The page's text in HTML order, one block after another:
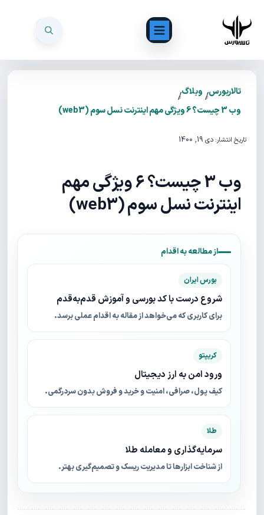
تالاربورس/ وبلاگ/
وب 3 چیست؟ 6 ویژگی‌ مهم اینترنت نسل سوم (web3)
تاریخ انتشار: دی 19, 1400
وب 3 چیست؟ 6 ویژگی‌ مهم
اینترنت نسل سوم (web3)
از مطالعه به اقدام
بورس ایران
شروع درست با کد بورسی و آموزش قدم‌به‌قدم
برای کاربری که می‌خواهد از مقاله به اقدام عملی برسد.
کریپتو
ورود امن به ارز دیجیتال
کیف پول، صرافی، امنیت و خرید و فروش بدون سردرگمی.
طلا
سرمایه‌گذاری و معامله طلا
از شناخت ابزارها تا مدیریت ریسک و تصمیم‌گیری بهتر.